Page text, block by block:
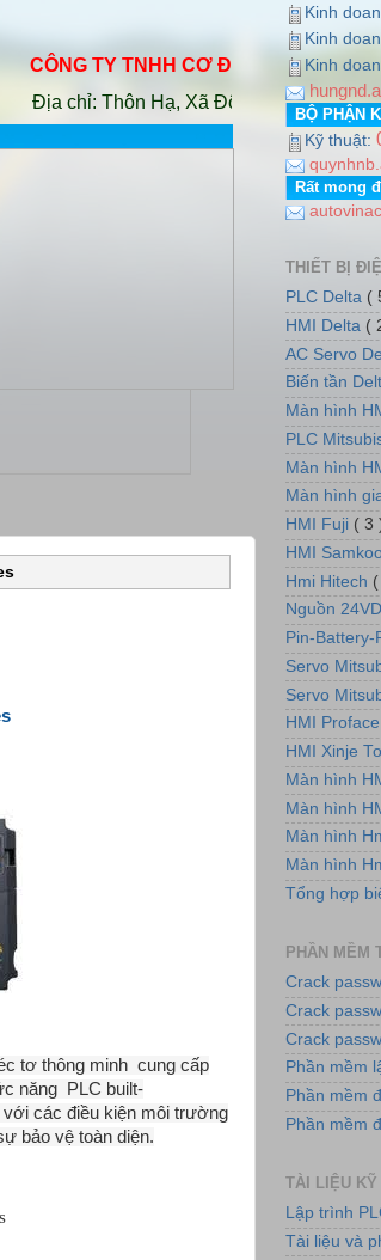
CÔNG TY TNHH CƠ ĐIỆN AUTO VINA
Địa chỉ: Thôn Hạ, Xã Đông Dư, Huyện Gia
tơ thông minh cung cấp
năng
PLC built-
các điều kiện môi trường
bảo vệ toàn diện.
Kinh
Kinh
Kinh
BỘ PHẬN
Kỹ thuật:
Rất mong
THIẾT BỊ
PLC Delta (
HMI Delta (
AC Servo
Biến tần
Màn hình
PLC
Màn hình
Màn hình
HMI Fuji ( 3
HMI
Hmi Hitech
Nguồn
Pin-Battery-
Servo
Servo
HMI Proface
HMI Xinje
Màn hình
Màn hình
Màn hình
Màn hình
Tổng hợp
PHẦN MỀM
Crack
Crack
Crack
Phần mềm
Phần mềm
Phần mềm
TÀI LIỆU KỸ
Lập trình
Tài liệu và